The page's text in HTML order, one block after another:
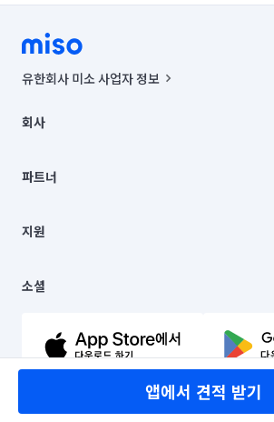
앱에서 견적 받기
유한회사 미소 사업자 정보
00019 |
주소 | 본사: 서울특별시 종로구 율곡로 6(중학동,
컨택센터 : 서울특별시 종로구 수송동 율곡로 24, 7
상품, 상품정보, 거래에 관한 의무와 책임은 거래당
언론 보도 관련 문의:
© 유한회사 미소. Miso, Inc. All Rights Reserved.
회사
채용
파트너
이사
지원
이용약관
문의하기
소셜
유튜브